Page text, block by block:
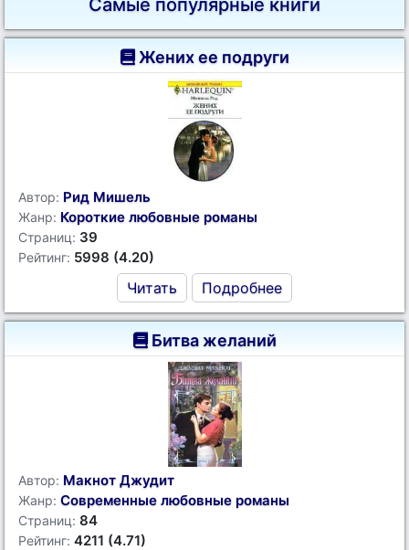
Самые популярные книги
Жених ее подруги
Автор: Рид Мишель
Жанр: Короткие любовные романы
Страниц: 39
Рейтинг: 5998 (4.20)
Читать Подробнее
Битва желаний
Автор: Макнот Джудит
Жанр: Современные любовные романы
Страниц: 84
Рейтинг: 4211 (4.71)